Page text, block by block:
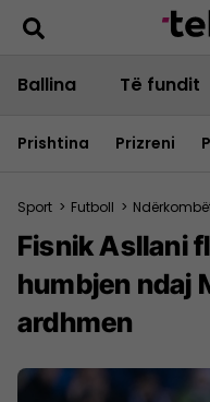
Ballina Të fundit
Prishtina Prizreni
Sport > Futboll >
Fisnik Asllani
humbjen ndaj
ardhmen